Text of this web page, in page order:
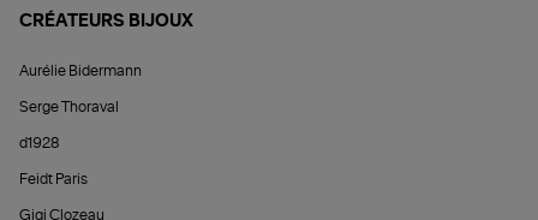
CRÉATEURS BIJOUX
Aurélie Bidermann
Serge Thoraval
d1928
Feidt Paris
Gigi Clozeau